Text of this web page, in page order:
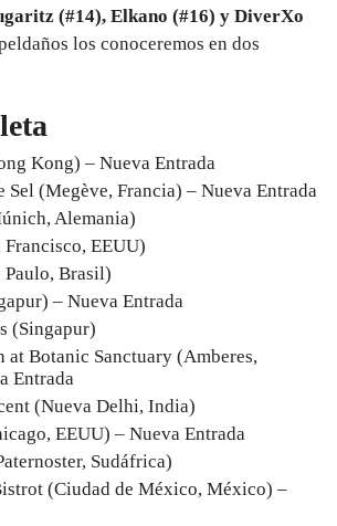
(#14), Elkano (#16) y DiverXo
los conoceremos en dos
Kong) – Nueva Entrada
Sel (Megève, Francia) – Nueva Entrada
Alemania)
Francisco, EEUU)
Paulo, Brasil)
– Nueva Entrada
(Singapur)
at Botanic Sanctuary (Amberes,
Entrada
(Nueva Delhi, India)
EEUU) – Nueva Entrada
Sudáfrica)
(Ciudad de México, México) –